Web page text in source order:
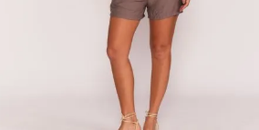
M